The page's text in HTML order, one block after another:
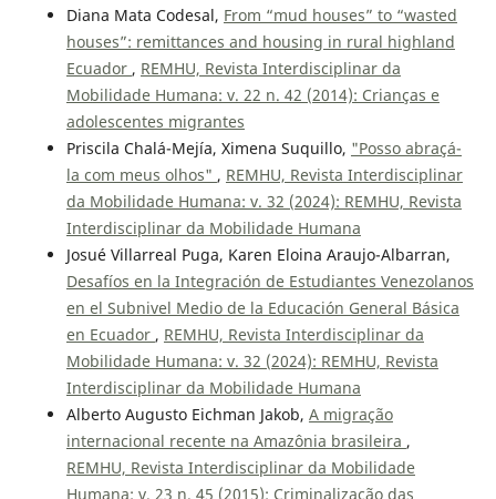
Diana Mata Codesal, From “mud houses” to “wasted
houses”: remittances and housing in rural highland
Ecuador , REMHU, Revista Interdisciplinar da
Mobilidade Humana: v. 22 n. 42 (2014): Crianças e
adolescentes migrantes
Priscila Chalá-Mejía, Ximena Suquillo, "Posso abraçá-
la com meus olhos" , REMHU, Revista Interdisciplinar
da Mobilidade Humana: v. 32 (2024): REMHU, Revista
Interdisciplinar da Mobilidade Humana
Josué Villarreal Puga, Karen Eloina Araujo-Albarran,
Desafíos en la Integración de Estudiantes Venezolanos
en el Subnivel Medio de la Educación General Básica
en Ecuador , REMHU, Revista Interdisciplinar da
Mobilidade Humana: v. 32 (2024): REMHU, Revista
Interdisciplinar da Mobilidade Humana
Alberto Augusto Eichman Jakob, A migração
internacional recente na Amazônia brasileira ,
REMHU, Revista Interdisciplinar da Mobilidade
Humana: v. 23 n. 45 (2015): Criminalização das